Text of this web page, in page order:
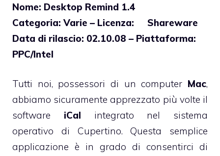
Nome: Desktop Remind 1.4
Categoria: Varie – Licenza: Shareware
Data di rilascio: 02.10.08 – Piattaforma:
PPC/Intel
Tutti noi, possessori di un computer Mac,
abbiamo sicuramente apprezzato più volte il
software iCal integrato nel sistema
operativo di Cupertino. Questa semplice
applicazione è in grado di consentirci di